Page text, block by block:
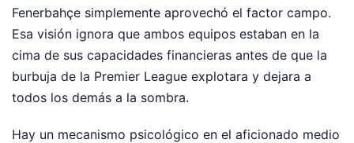
Fenerbahçe simplemente aprovechó el factor campo.
Esa visión ignora que ambos equipos estaban en la
cima de sus capacidades financieras antes de que la
burbuja de la Premier League explotara y dejara a
todos los demás a la sombra.
Hay un mecanismo psicológico en el aficionado medio